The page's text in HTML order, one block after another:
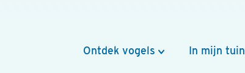
Ontdek vogels In mijn tuin